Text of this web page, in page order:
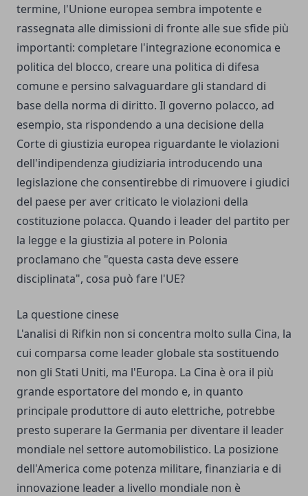
termine, l'Unione europea sembra impotente e
rassegnata alle dimissioni di fronte alle sue sfide più
importanti: completare l'integrazione economica e
politica del blocco, creare una politica di difesa
comune e persino salvaguardare gli standard di
base della norma di diritto. Il governo polacco, ad
esempio, sta rispondendo a una decisione della
Corte di giustizia europea riguardante le violazioni
dell'indipendenza giudiziaria introducendo una
legislazione che consentirebbe di rimuovere i giudici
del paese per aver criticato le violazioni della
costituzione polacca. Quando i leader del partito per
la legge e la giustizia al potere in Polonia
proclamano che "questa casta deve essere
disciplinata", cosa può fare l'UE?
La questione cinese
L'analisi di Rifkin non si concentra molto sulla Cina, la
cui comparsa come leader globale sta sostituendo
non gli Stati Uniti, ma l'Europa. La Cina è ora il più
grande esportatore del mondo e, in quanto
principale produttore di auto elettriche, potrebbe
presto superare la Germania per diventare il leader
mondiale nel settore automobilistico. La posizione
dell'America come potenza militare, finanziaria e di
innovazione leader a livello mondiale non è